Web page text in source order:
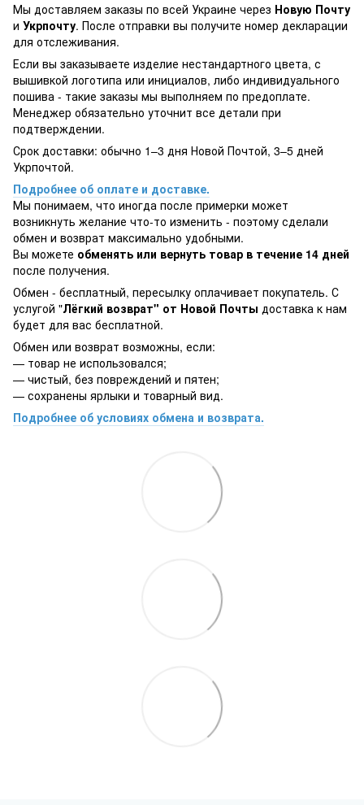
Мы доставляем заказы по всей Украине через Новую Почту
и Укрпочту. После отправки вы получите номер декларации
для отслеживания.
Если вы заказываете изделие нестандартного цвета, с
вышивкой логотипа или инициалов, либо индивидуального
пошива - такие заказы мы выполняем по предоплате.
Менеджер обязательно уточнит все детали при
подтверждении.
Срок доставки: обычно 1–3 дня Новой Почтой, 3–5 дней
Укрпочтой.
Подробнее об оплате и доставке.
Мы понимаем, что иногда после примерки может
возникнуть желание что-то изменить - поэтому сделали
обмен и возврат максимально удобными.
Вы можете обменять или вернуть товар в течение 14 дней
после получения.
Обмен - бесплатный, пересылку оплачивает покупатель. С
услугой "Лёгкий возврат" от Новой Почты доставка к нам
будет для вас бесплатной.
Обмен или возврат возможны, если:
— товар не использовался;
— чистый, без повреждений и пятен;
— сохранены ярлыки и товарный вид.
Подробнее об условиях обмена и возврата.